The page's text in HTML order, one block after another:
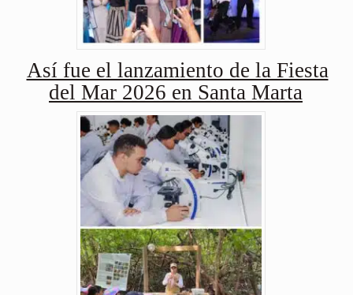
Así fue el lanzamiento de la Fiesta
del Mar 2026 en Santa Marta